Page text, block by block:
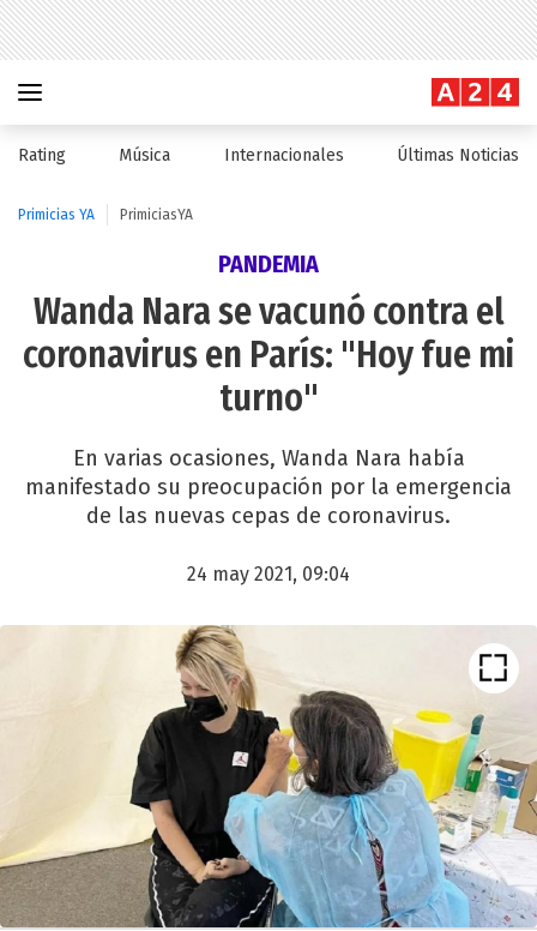
Rating Música Internacionales Últimas Noticias
Primicias YA PrimiciasYA
PANDEMIA
Wanda Nara se vacunó contra el
coronavirus en París: "Hoy fue mi
turno"
En varias ocasiones, Wanda Nara había
manifestado su preocupación por la emergencia
de las nuevas cepas de coronavirus.
24 may 2021, 09:04